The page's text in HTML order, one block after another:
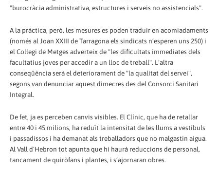
"burocràcia administrativa, estructures i serveis no assistencials".
A la pràctica, però, les mesures es poden traduir en acomiadaments
(només al Joan XXIII de Tarragona els sindicats n’esperen uns 250) i
el Col·legi de Metges adverteix de "les dificultats immediates dels
facultatius joves per accedir a un lloc de treball". L’altra
conseqüència serà el deteriorament de "la qualitat del servei",
segons van denunciar aquest dimecres des del Consorci Sanitari
Integral.
De fet, ja es perceben canvis visibles. El Clínic, que ha de retallar
entre 40 i 45 milions, ha reduït la intensitat de les llums a vestíbuls
i passadissos i ha demanat als treballadors que no malgastin aigua.
Al Vall d’Hebron tot apunta que hi haurà reduccions de personal,
tancament de quiròfans i plantes, i s’ajornaran obres.